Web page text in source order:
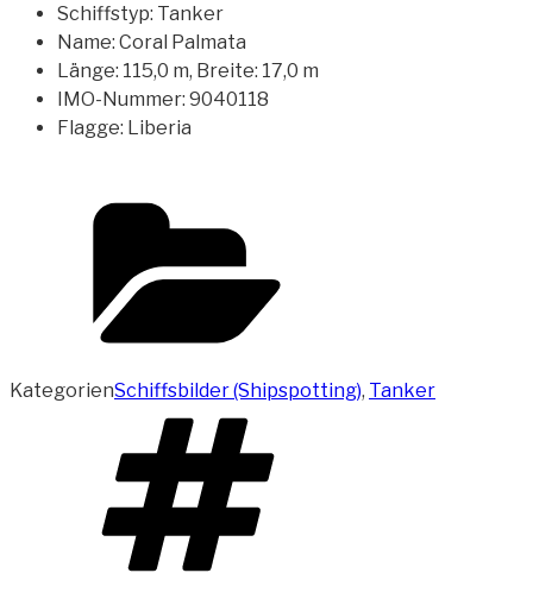
Schiffstyp: Tanker
Name: Coral Palmata
Länge: 115,0 m, Breite: 17,0 m
IMO-Nummer: 9040118
Flagge: Liberia
KategorienSchiffsbilder (Shipspotting), Tanker